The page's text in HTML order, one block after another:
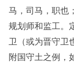
马，司马，职也
规划师和监工。
卫（或为晋守卫
附国守土之例，